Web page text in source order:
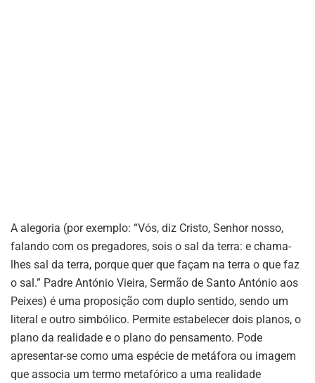
A alegoria (por exemplo: “Vós, diz Cristo, Senhor nosso,
falando com os pregadores, sois o sal da terra: e chama-
lhes sal da terra, porque quer que façam na terra o que faz
o sal.” Padre António Vieira, Sermão de Santo António aos
Peixes) é uma proposição com duplo sentido, sendo um
literal e outro simbólico. Permite estabelecer dois planos, o
plano da realidade e o plano do pensamento. Pode
apresentar-se como uma espécie de metáfora ou imagem
que associa um termo metafórico a uma realidade